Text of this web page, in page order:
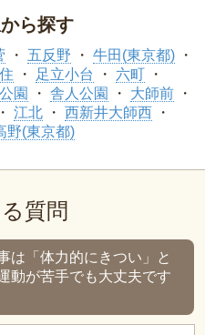
ら探す
五反野
牛田(東京都)
足立小台
六町
園 舎人公園
大師前
江北
西新井大師西
野(東京都)
質問
は「体力的にきつい」と
動が苦手でも大丈夫です